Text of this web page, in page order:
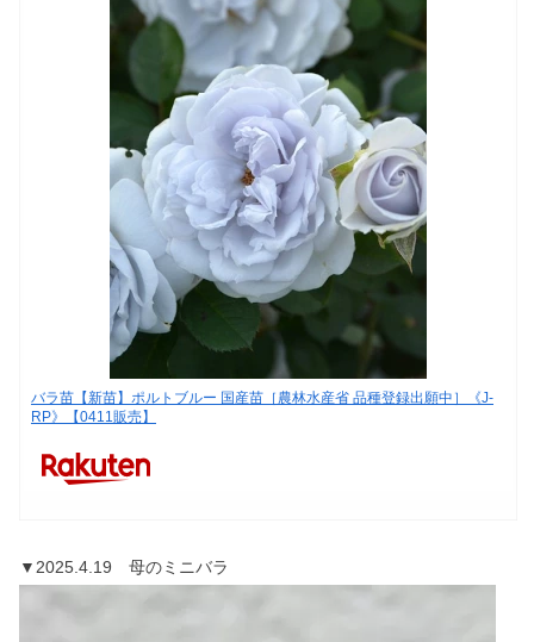
バラ苗【新苗】ポルトブルー 国産苗［農林水産省 品種登録出願中］《J-
RP》【0411販売】
▼2025.4.19 母のミニバラ